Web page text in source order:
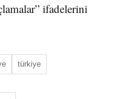
ifadelerini
türkiye